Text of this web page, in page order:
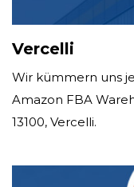
Vercelli
Wir kümmern uns
Amazon FBA
13100, Vercelli.